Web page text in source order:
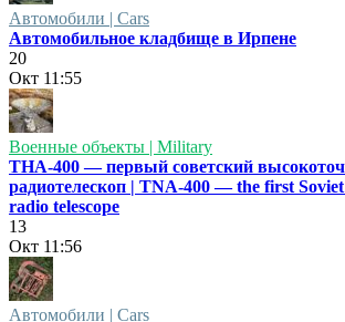
Автомобили | Cars
Автомобильное кладбище в Ирпене
20
Окт 11:55
Военные объекты | Military
ТНА-400 — первый советский
радиотелескоп | TNA-400 — the first
radio telescope
13
Окт 11:56
Автомобили | Cars